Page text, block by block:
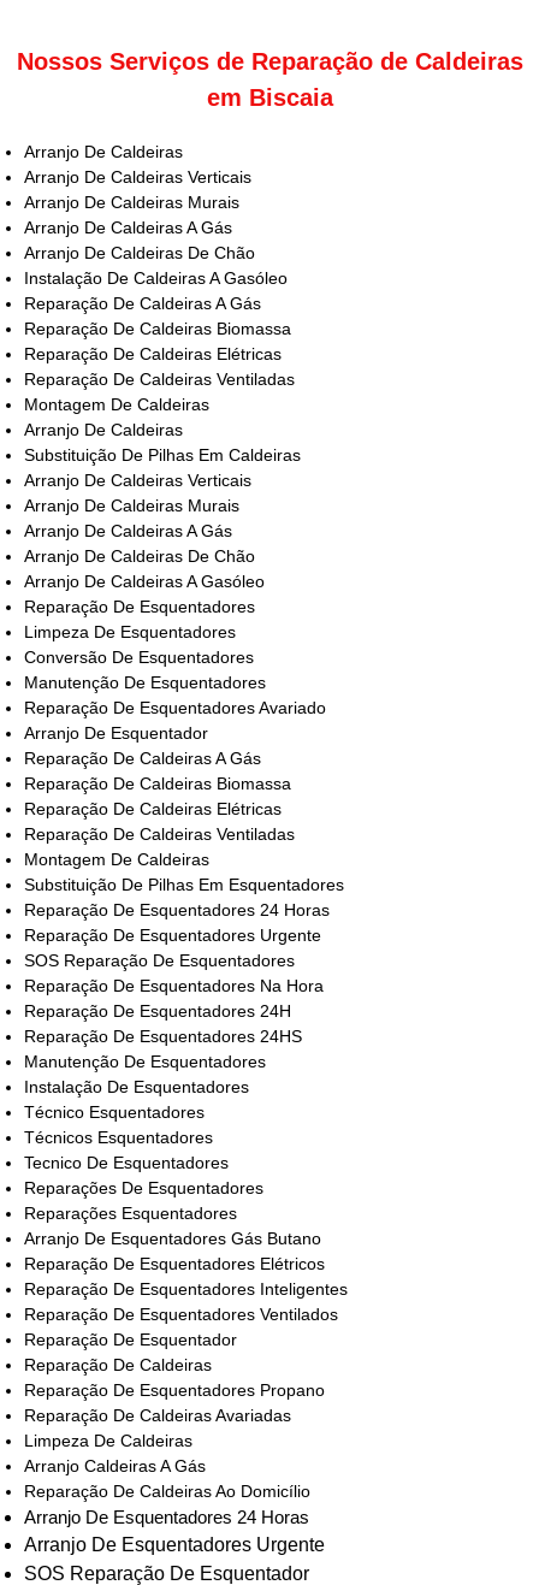
Nossos Serviços de Reparação de Caldeiras
em Biscaia
Arranjo De Caldeiras
Arranjo De Caldeiras Verticais
Arranjo De Caldeiras Murais
Arranjo De Caldeiras A Gás
Arranjo De Caldeiras De Chão
Instalação De Caldeiras A Gasóleo
Reparação De Caldeiras A Gás
Reparação De Caldeiras Biomassa
Reparação De Caldeiras Elétricas
Reparação De Caldeiras Ventiladas
Montagem De Caldeiras
Arranjo De Caldeiras
Substituição De Pilhas Em Caldeiras
Arranjo De Caldeiras Verticais
Arranjo De Caldeiras Murais
Arranjo De Caldeiras A Gás
Arranjo De Caldeiras De Chão
Arranjo De Caldeiras A Gasóleo
Reparação De Esquentadores
Limpeza De Esquentadores
Conversão De Esquentadores
Manutenção De Esquentadores
Reparação De Esquentadores Avariado
Arranjo De Esquentador
Reparação De Caldeiras A Gás
Reparação De Caldeiras Biomassa
Reparação De Caldeiras Elétricas
Reparação De Caldeiras Ventiladas
Montagem De Caldeiras
Substituição De Pilhas Em Esquentadores
Reparação De Esquentadores 24 Horas
Reparação De Esquentadores Urgente
SOS Reparação De Esquentadores
Reparação De Esquentadores Na Hora
Reparação De Esquentadores 24H
Reparação De Esquentadores 24HS
Manutenção De Esquentadores
Instalação De Esquentadores
Técnico Esquentadores
Técnicos Esquentadores
Tecnico De Esquentadores
Reparações De Esquentadores
Reparações Esquentadores
Arranjo De Esquentadores Gás Butano
Reparação De Esquentadores Elétricos
Reparação De Esquentadores Inteligentes
Reparação De Esquentadores Ventilados
Reparação De Esquentador
Reparação De Caldeiras
Reparação De Esquentadores Propano
Reparação De Caldeiras Avariadas
Limpeza De Caldeiras
Arranjo Caldeiras A Gás
Reparação De Caldeiras Ao Domicílio
Arranjo De Esquentadores 24 Horas
Arranjo De Esquentadores Urgente
SOS Reparação De Esquentador